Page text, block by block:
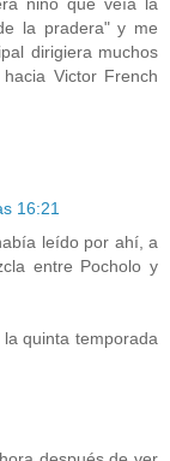
la pradera" y me
dirigiera muchos
Victor French
16:21
leído por ahí, a
entre Pocholo y
quinta temporada